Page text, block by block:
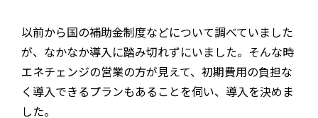
以前から国の補助金制度などについて調べていました
が、なかなか導入に踏み切れずにいました。そんな時
エネチェンジの営業の方が見えて、初期費用の負担な
く導入できるプランもあることを伺い、導入を決めま
した。